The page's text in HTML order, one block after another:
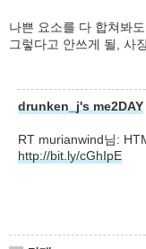
나쁜 요소를 다 합쳐봐
그렇다고 안쓰게 될, 사
drunken_j's me2DAY
RT murianwind님:
http://bit.ly/cGhIpE